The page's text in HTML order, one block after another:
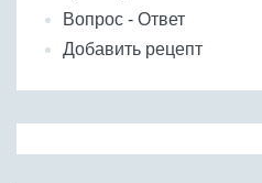
Вопрос - Ответ
Добавить рецепт